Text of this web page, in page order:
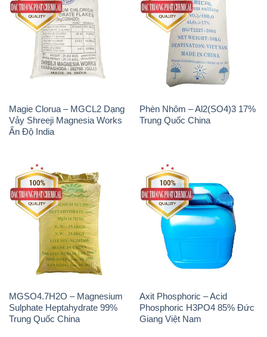
Magie Clorua – MGCL2 Dạng
Vảy Shreeji Magnesia Works
Ấn Độ India
Phèn Nhôm – Al2(SO4)3 17%
Trung Quốc China
MGSO4.7H2O – Magnesium
Sulphate Heptahydrate 99%
Trung Quốc China
Axit Phosphoric – Acid
Phosphoric H3PO4 85% Đức
Giang Việt Nam